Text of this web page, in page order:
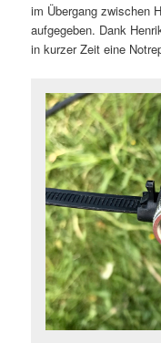
im Übergang zwischen
aufgegeben. Dank
in kurzer Zeit eine